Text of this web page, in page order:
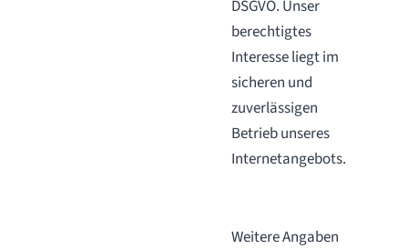
DSGVO. Unser
berechtigtes
Interesse liegt im
sicheren und
zuverlässigen
Betrieb unseres
Internetangebots.
Weitere Angaben